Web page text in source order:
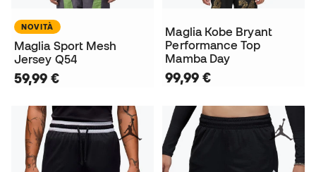
NOVITÀ
Maglia Sport Mesh
Jersey Q54
59,99 €
Maglia Kobe Bryant
Performance Top
Mamba Day
99,99 €